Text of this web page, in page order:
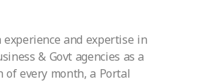
experience and expertise in
& Govt agencies as a
of every month, a Portal